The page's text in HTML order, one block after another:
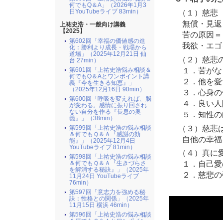
（１）慈悲
無償・見返
苦の原因＝
我欲・エゴ
（２）慈悲
１．苦がな
２．他を愛
３．心身の
４．良い人
５．知性の
（３）慈悲
自他の幸福
（４）真に
１．自己愛
２．慈悲の
何でもQ＆A」（2026年1月3
日YouTubeライブ 83min）
上祐史浩・一般向け講義
【2025】
第602回「幸福の価値感の進
化：勝利より成長・戦場から
道場」（2025年12月21日 仙
台 27min）
第601回「上祐史浩悩み相談＆
何でもQ＆Aとワンポイント講
義『今を生きる知恵』」
（2025年12月16日 90min）
第600回「呼吸を変えれば、脳
が変わる。感情に振り回され
ない自分を作る『長息の奥
義』」（38min）
第599回「上祐史浩の悩み相談
＆何でもＱ＆Ａ『感謝の効
能』」（2025年12月4日
YouTubeライブ 81min）
第598回「上祐史浩の悩み相談
＆何でもＱ＆Ａ『生きづらさ
を解消する秘訣』​」（2025年
11月24日 YouTubeライブ
76min）
第597回「意志力を強める秘
訣：性格との関係」（2025年
11月15日 横浜 46min）
第596回「上祐史浩の悩み相談